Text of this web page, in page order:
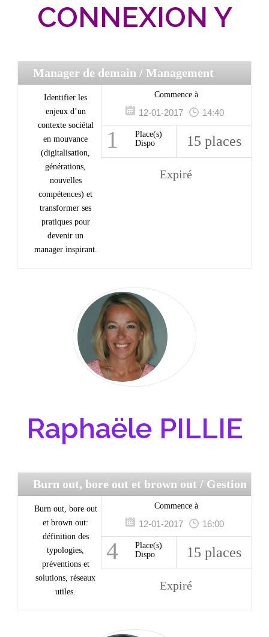
CONNEXION Y
Manager de demain / Management
Identifier les
enjeux d’un
contexte sociétal
en mouvance
(digitalisation,
générations,
nouvelles
compétences) et
transformer ses
pratiques pour
devenir un
manager inspirant.
Commence à
12-01-2017 14:40
1
Place(s)
Dispo
15 places
Expiré
Raphaële PILLIE
Burn out, bore out et brown out / Gestion
du stress
Burn out, bore out
et brown out:
définition des
typologies,
préventions et
solutions, réseaux
utiles.
Commence à
12-01-2017 16:00
4
Place(s)
Dispo
15 places
Expiré